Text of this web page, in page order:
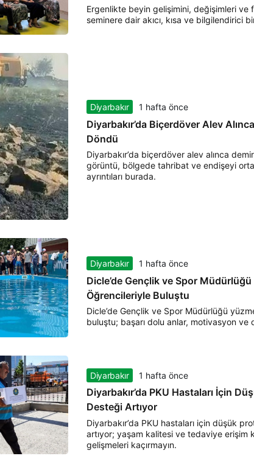
Ergenlikte beyin gelişimini, değişimleri ve
seminere dair akıcı, kısa ve bilgilendirici
Diyarbakır 1 hafta önce
Diyarbakır’da Biçerdöver Alev
Döndü
Diyarbakır’da biçerdöver alev alınca demir
görüntü, bölgede tahribat ve endişeyi
ayrıntıları burada.
Diyarbakır 1 hafta önce
Dicle’de Gençlik ve Spor
Öğrencileriyle Buluştu
Dicle’de Gençlik ve Spor Müdürlüğü
buluştu; başarı dolu anlar, motivasyon ve
Diyarbakır 1 hafta önce
Diyarbakır’da PKU Hastaları İçin
Desteği Artıyor
Diyarbakır’da PKU hastaları için düşük
artıyor; yaşam kalitesi ve tedaviye erişim
gelişmeleri kaçırmayın.